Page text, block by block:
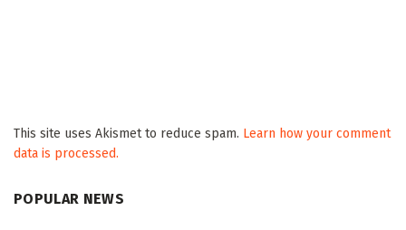
This site uses Akismet to reduce spam. Learn how your comment
data is processed.
POPULAR NEWS